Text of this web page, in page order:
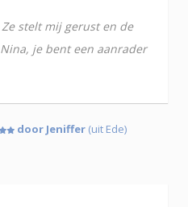
stelt mij gerust en de
je bent een aanrader
door Jeniffer (uit Ede)